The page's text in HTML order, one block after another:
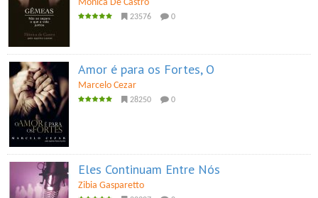
Monica De Castro
23576 0
Amor é para os Fortes, O
Marcelo Cezar
28250 0
Eles Continuam Entre Nós
Zibia Gasparetto